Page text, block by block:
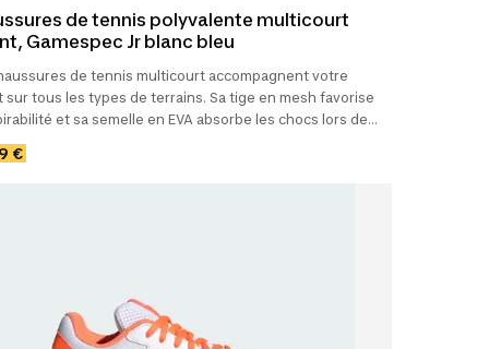
de tennis polyvalente multicourt
Gamespec Jr blanc bleu
de tennis multicourt accompagnent votre
sur tous les types de terrains. Sa tige en mesh favorise
et sa semelle en EVA absorbe les chocs lors des
€